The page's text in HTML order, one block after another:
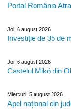
Portal România
Joi, 6 august 2026
Investiție de 35 de
Joi, 6 august 2026
Castelul Mikó din
Miercuri, 5 august 2026
Apel național din